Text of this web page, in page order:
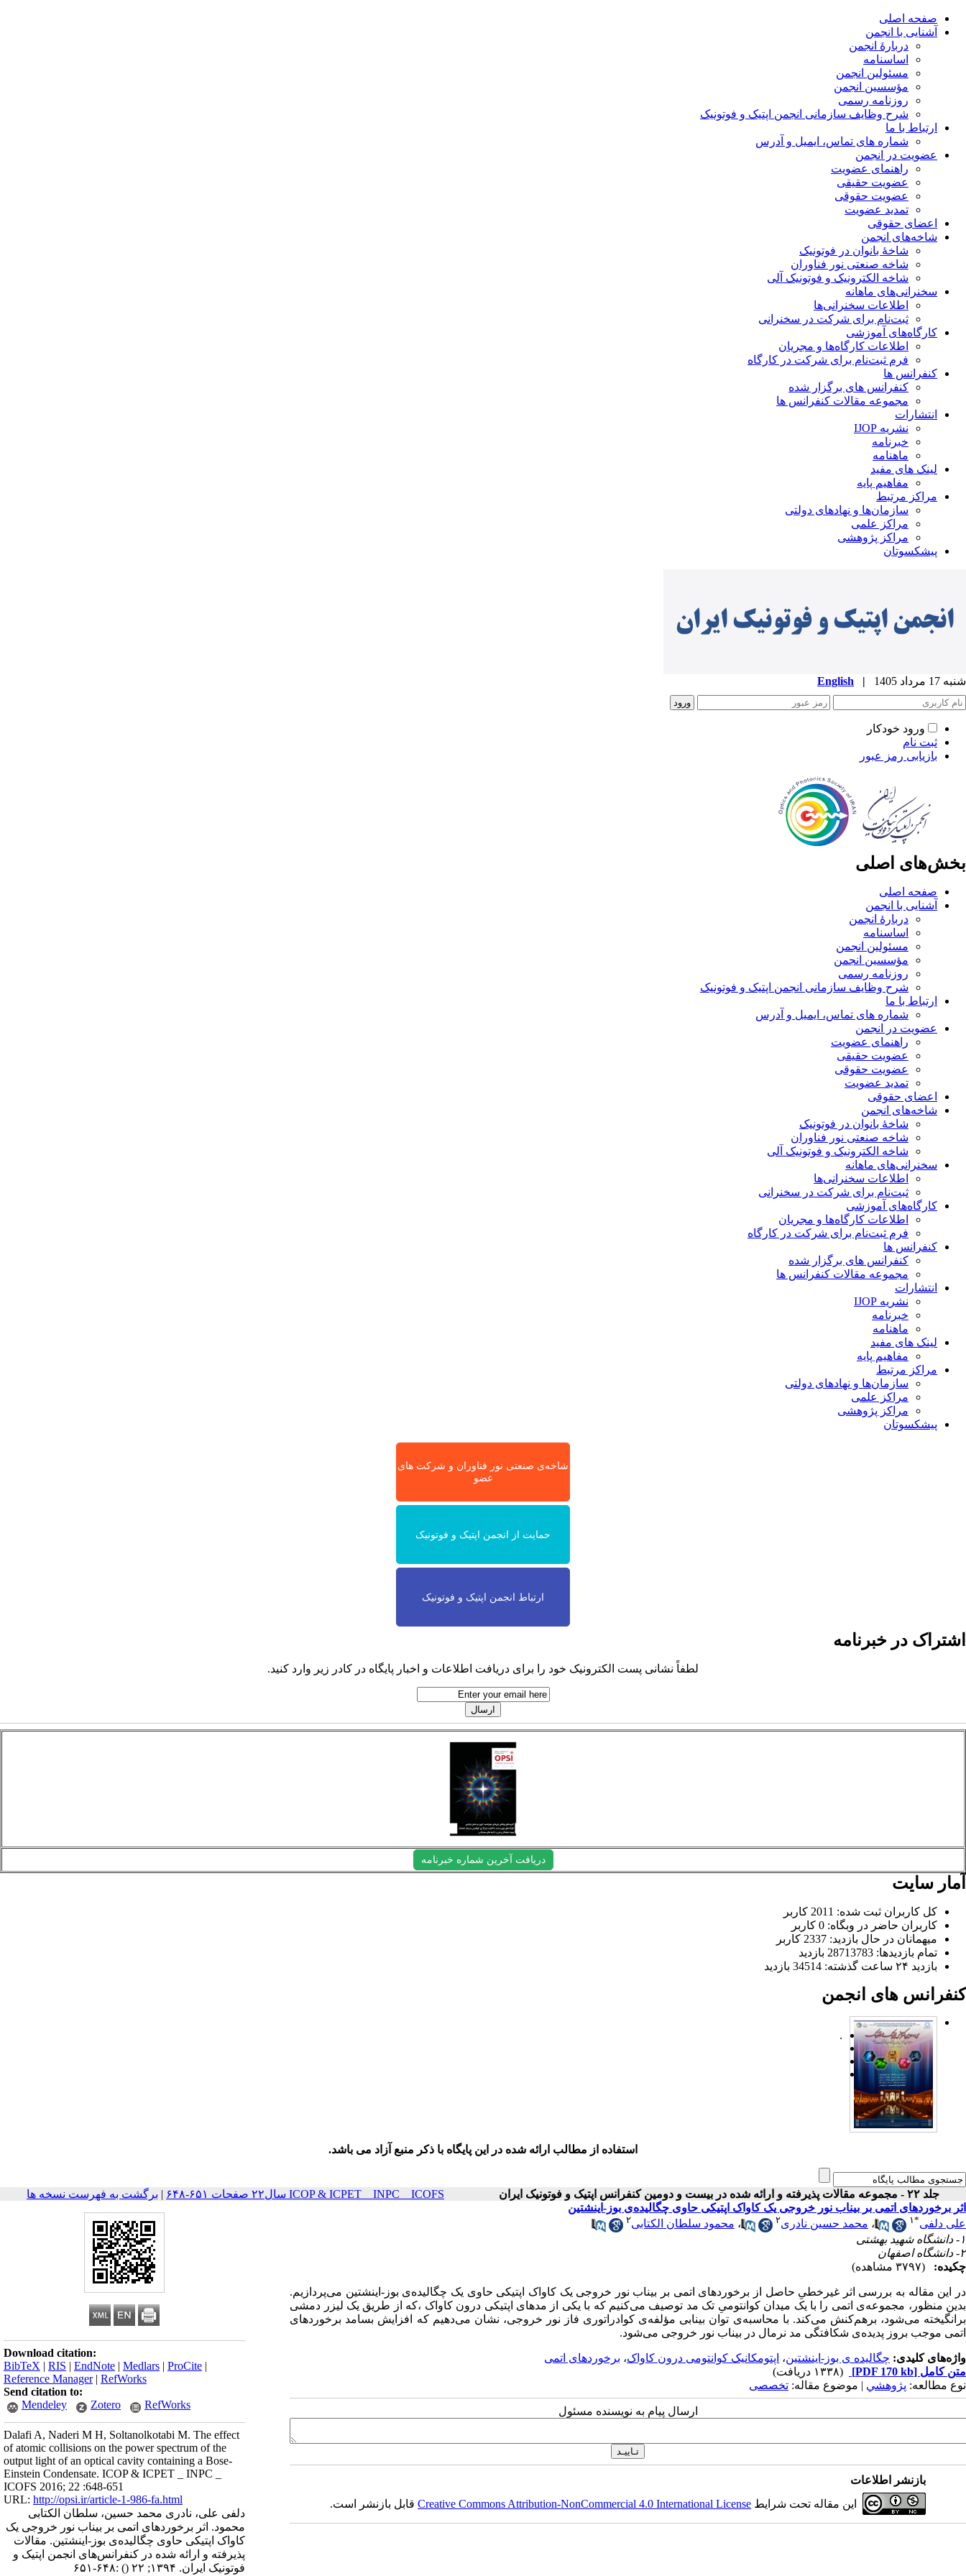
صفحه اصلی
آشنایی با انجمن
دربارۀ انجمن
اساسنامه
مسئولین انجمن
مؤسسین انجمن
روزنامه رسمی
شرح وظایف سازمانی انجمن اپتیک و فوتونیک
ارتباط با ما
شماره های تماس، ایمیل و آدرس
عضویت در انجمن
راهنمای عضویت
عضویت حقیقی
عضویت حقوقی
تمدید عضویت
اعضای حقوقی
شاخه‌های انجمن
شاخۀ بانوان در فوتونیک
شاخه صنعتی نور فناوران
شاخه‌ الکترونیک و فوتونیک آلی
سخنرانی‌های ماهانه
اطلاعات سخنرانی‌‌ها
ثبت‌نام برای شرکت در سخنرانی
کارگاه‌های آموزشی
اطلاعات کارگاه‌ها و مجریان
فرم ثبت‌نام برای شرکت در کارگاه
کنفرانس ها
کنفرانس های برگزار شده
مجموعه مقالات کنفرانس ها
انتشارات
نشریه IJOP
خبرنامه
ماهنامه
لینک های مفید
مفاهیم پایه
مراکز مرتبط
سازمان‌ها و نهادهای دولتی
مراکز علمی
مراکز پژوهشی
پیشکسوتان
شنبه 17 مرداد 1405 |
English
ورود خودکار
ثبت نام
بازیابی رمز عبور
بخش‌های اصلی
صفحه اصلی
آشنایی با انجمن
دربارۀ انجمن
اساسنامه
مسئولین انجمن
مؤسسین انجمن
روزنامه رسمی
شرح وظایف سازمانی انجمن اپتیک و فوتونیک
ارتباط با ما
شماره های تماس، ایمیل و آدرس
عضویت در انجمن
راهنمای عضویت
عضویت حقیقی
عضویت حقوقی
تمدید عضویت
اعضای حقوقی
شاخه‌های انجمن
شاخۀ بانوان در فوتونیک
شاخه صنعتی نور فناوران
شاخه‌ الکترونیک و فوتونیک آلی
سخنرانی‌های ماهانه
اطلاعات سخنرانی‌‌ها
ثبت‌نام برای شرکت در سخنرانی
کارگاه‌های آموزشی
اطلاعات کارگاه‌ها و مجریان
فرم ثبت‌نام برای شرکت در کارگاه
کنفرانس ها
کنفرانس های برگزار شده
مجموعه مقالات کنفرانس ها
انتشارات
نشریه IJOP
خبرنامه
ماهنامه
لینک های مفید
مفاهیم پایه
مراکز مرتبط
سازمان‌ها و نهادهای دولتی
مراکز علمی
مراکز پژوهشی
پیشکسوتان
شاخه‌ی صنعتی نور فناوران و شرکت های
عضو
حمایت از انجمن اپتیک و فوتونیک
ارتباط انجمن اپتیک و فوتونیک
اشتراک در خبرنامه
لطفاً نشانی پست الکترونیک خود را برای دریافت اطلاعات و اخبار پایگاه در کادر زیر وارد کنید.
دریافت آخرین شماره خبرنامه
آمار سایت
کل کاربران ثبت شده: 2011 کاربر
کاربران حاضر در وبگاه: 0 کاربر
میهمانان در حال بازدید: 2337 کاربر
تمام بازدید‌ها: 28713783 بازدید
بازدید ۲۴ ساعت گذشته: 34514 بازدید
کنفرانس های انجمن
.
استفاده از مطالب ارائه شده در این پایگاه با ذکر منبع آزاد می باشد.
جلد ۲۲ - مجموعه مقالات پذیرفته و ارائه شده در بیست و دومین کنفرانس اپتیک و فوتونیک ایران ICOP & ICPET _ INPC _ ICOFS سال۲۲ صفحات ۶۵۱-۶۴۸ | برگشت به فهرست نسخه ها
Download citation:
BibTeX | RIS | EndNote | Medlars | ProCite |
Reference Manager| RefWorks
Send citation to:
Mendeley
Zotero RefWorks
Dalafi A, Naderi M H, Soltanolkotabi M. The effect
of atomic collisions on the power spectrum of the
output light of an optical cavity containing a Bose-
Einstein Condensate. ICOP & ICPET _ INPC _
ICOFS 2016; 22 :648-651
URL: http://opsi.ir/article-1-986-fa.html
دلفی علی، نادری محمد حسین، سلطان الکتابی
محمود. اثر برخوردهای اتمی بر بیناب نور خروجی یک
کاواک اپتیکی حاوی چگالیده‌ی بوز-اینشتین. مقالات
پذیرفته و ارائه شده در کنفرانس‌های انجمن اپتیک و
فوتونیک ایران. ۱۳۹۴; ۲۲
() :۶۴۸-۶۵۱
اثر برخوردهای اتمی بر بیناب نور خروجی یک کاواک اپتیکی حاوی چگالیده‌ی بوز-اینشتین
علی دلفی*۱ ، محمد حسین نادری۲ ، محمود سلطان الکتابی۲
۱- دانشگاه شهید بهشتی
۲- دانشگاه اصفهان
چکیده:
(۳۷۹۷ مشاهده)
در این مقاله به بررسی اثر غیرخطیِ حاصل از برخوردهای اتمی بر بیناب نور خروجی یک کاواک اپتیکی حاوی یک چگالیده‌ی بوز-اینشتین می‌پردازیم.
بدین منظور، مجموعه‌ی اتمی را با یک میدان کوانتومیِ تک مد توصیف می‌کنیم که با یکی از مدهای اپتیکی درون کاواک ،که از طریق یک لیزر دمشی
برانگیخته می‌شود، برهم‌کنش می‌کند. با محاسبه‌ی توان بینابی مؤلفه‌ی کوادراتوری فاز نور خروجی، نشان می‌دهیم که افزایش بسامد برخوردهای
اتمی موجب بروز پدیده‌ی شکافتگی مد نرمال در بیناب نور خروجی می‌شود.
واژه‌های کلیدی: چگالیده ی بوز-اینشتین، اپتومکانیک کوانتومی درون کاواک، برخوردهای اتمی
متن کامل [PDF 170 kb]
(۱۳۳۸ دریافت)
نوع مطالعه: پژوهشي | موضوع مقاله: تخصصی
ارسال پیام به نویسنده مسئول
بازنشر اطلاعات
این مقاله تحت شرایط Creative Commons Attribution-NonCommercial 4.0 International Licenseقابل بازنشر است.